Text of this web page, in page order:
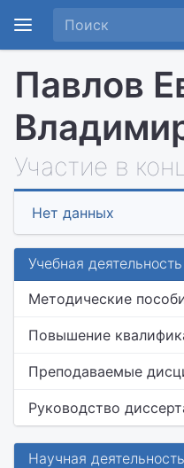
Павлов
Участие в
Нет данных
Учебная деятельность
Методические
Повышение
Преподаваемые
Руководство
Научная деятельность